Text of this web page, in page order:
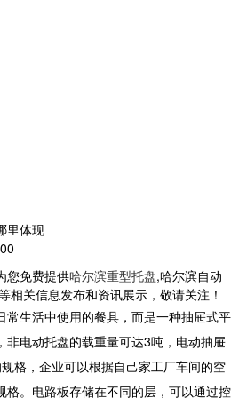
里体现
您免费提供哈尔滨重型托盘,哈尔滨自动
相关信息发布和资讯展示，敬请关注！
常生活中使用的餐具，而是一种抽屉式平
非电动托盘的载重量可达3吨，电动抽屉
格，企业可以根据自己家工厂车间的空
格。电路板存储在不同的层，可以通过控